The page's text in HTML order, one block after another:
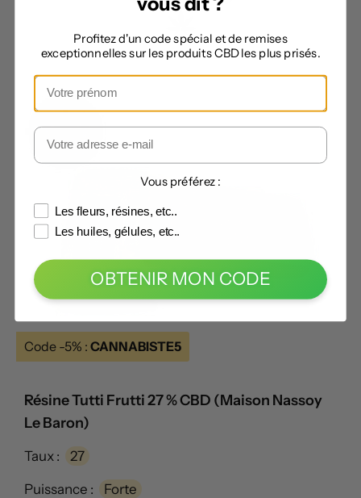
Code -5% : CANNABISTE5
Résine Tutti Frutti 27 % CBD (Maison Nassoy
Le Baron)
Taux : 27
Puissance : Forte
Profitez d'un code spécial et de remises
exceptionnelles sur les produits CBD les plus prisés.
Vous préférez :
Les fleurs, résines, etc..
Les huiles, gélules, etc..
OBTENIR MON CODE